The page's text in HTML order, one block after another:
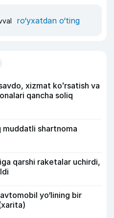
ro‘yxatdan o‘ting
xizmat koʻrsatish va
qancha soliq
muddatli shartnoma
qarshi raketalar uchirdi,
yo‘lining bir